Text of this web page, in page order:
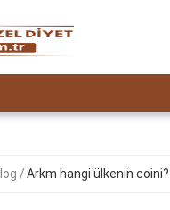
Arkm hangi ülkenin coini?